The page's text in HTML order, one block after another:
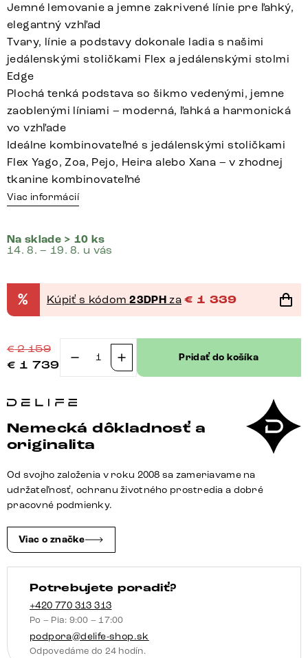
Jemné lemovanie a jemne zakrivené línie pre ľahký,
elegantný vzhľad
Tvary, línie a podstavy dokonale ladia s našimi
jedálenskými stoličkami Flex a jedálenskými stolmi
Edge
Plochá tenká podstava so šikmo vedenými, jemne
zaoblenými líniami – moderná, ľahká a harmonická
vo vzhľade
Ideálne kombinovateľné s jedálenskými stoličkami
Flex Yago, Zoa, Pejo, Heira alebo Xana – v zhodnej
tkanine kombinovateľné
Viac informácií
Na sklade > 10 ks
14. 8. – 19. 8. u vás
% Kúpiť s kódom23DPH za € 1 339
€2 159
€ 1 739
množstvo
Taya-
285×190
cm
mikrovlákno
taupe
vintage
podstava
plochý
titánová
farba
vrecková
pružina
pravá
Pridať do košíka
Nemecká dôkladnosť a
originalita
Od svojho založenia v roku 2008 sa zameriavame na
udržateľnosť, ochranu životného prostredia a dobré
pracovné podmienky.
Viac o značke
Potrebujete poradiť?
+420 770 313 313
Po – Pia: 9:00 – 17:00
podpora@delife-shop.sk
Odpovedáme do 24 hodín.